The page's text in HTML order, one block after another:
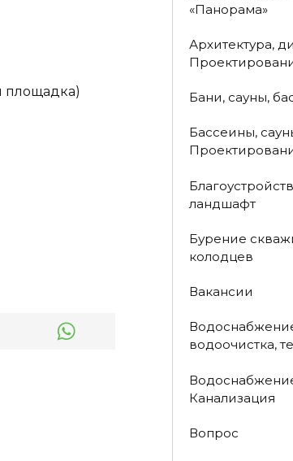
площадка)
«Панорама»
Архитектура,
Бани, сауны,
Бассеины,
ландшафт
Бурение
колодцев
Вакансии
водоочистка,
Канализация
Вопрос